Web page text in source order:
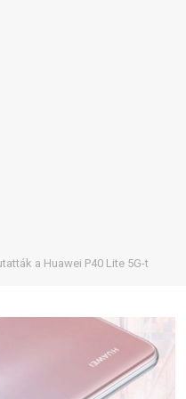
a Huawei P40 Lite 5G-t